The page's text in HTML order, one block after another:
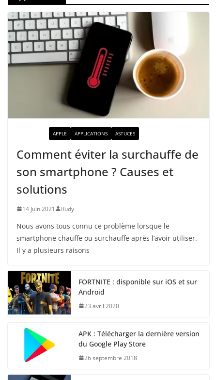
APPLE APPLICATIONS ASTUCES
Comment éviter la surchauffe de
son smartphone ? Causes et
solutions
14 juin 2021 Rudy
Nous avons tous connu ce problème lorsque le
smartphone chauffe ou surchauffe après l’avoir utiliser.
Il y a plusieurs raisons
FORTNITE : disponible sur iOS et sur
Android
23 avril 2020
APK : Télécharger la dernière version
du Google Play Store
26 septembre 2018